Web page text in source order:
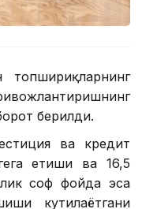
топшириқларнинг
берилди.
ва кредит
етиши ва 16,5
соф фойда эса
кутилаётгани